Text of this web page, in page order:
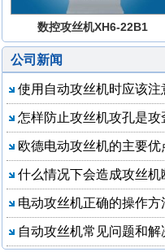
数控攻丝机XH6-22B1
公司新闻
使用自动攻丝机时应该注
怎样防止攻丝机攻孔是攻
欧德电动攻丝机的主要优
什么情况下会造成攻丝机
电动攻丝机正确的操作方
自动攻丝机常见问题和解